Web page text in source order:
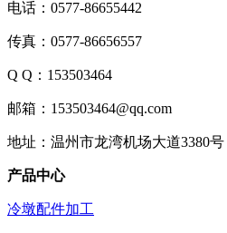
电话：0577-86655442
传真：0577-86656557
Q Q：153503464
邮箱：153503464@qq.com
地址：温州市龙湾机场大道3380号
产品中心
冷墩配件加工